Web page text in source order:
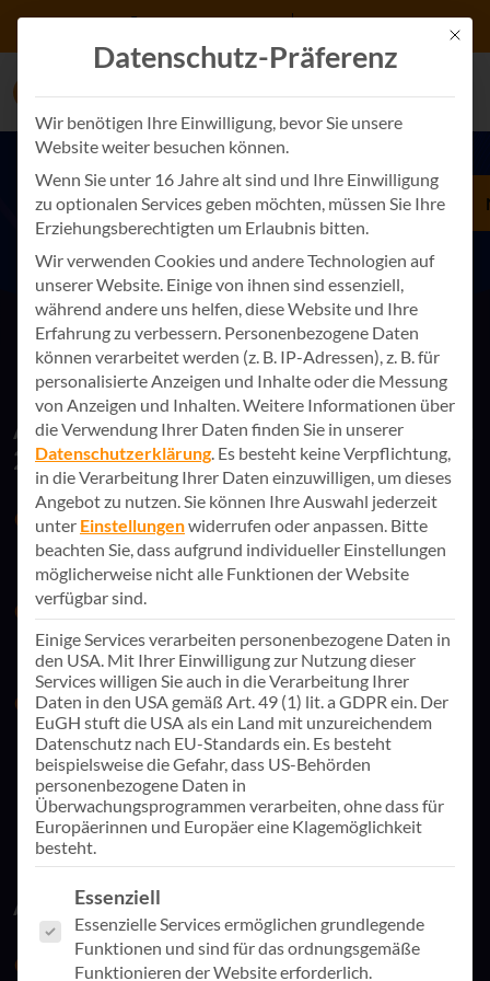
Zum Inhalt springen
DOWNLOAD-BEREICH
New Work Evolution 2024
Alles rund um die New Work Evolution
2024
Vortrag: Der Arbeitsalltag der Zukunft: KI als
unverzichtbarer Partner?
Daniel Vollmer, Vorstand & CTO, AppSphere AG
Vortrag: Menschengesteuerte KI-Transformation
Eva-Sabine Roßwaag, Senior Transformation Consultant,
AppSphere AG
Workation-Checkliste
Wichtige Informationen und alles was es zu beachten gilt
beim Thema „Workation“ in Ihrer Organisation.
Alles rund um die AppSphere AG
Die TRINITY Lösungsmodule im Detail.
Mit
Datenschutz-Präferenz
Wir benötigen Ihre Einwilligung, bevor Sie unsere
Website weiter besuchen können.
Wenn Sie unter 16 Jahre alt sind und Ihre Einwilligung
zu optionalen Services geben möchten, müssen Sie Ihre
Erziehungsberechtigten um Erlaubnis bitten.
Wir verwenden Cookies und andere Technologien auf
unserer Website. Einige von ihnen sind essenziell,
während andere uns helfen, diese Website und Ihre
Erfahrung zu verbessern. Personenbezogene Daten
können verarbeitet werden (z. B. IP-Adressen), z. B. für
personalisierte Anzeigen und Inhalte oder die Messung
von Anzeigen und Inhalten.Weitere Informationen über
die Verwendung Ihrer Daten finden Sie in unserer
Datenschutzerklärung. Es besteht keine Verpflichtung,
in die Verarbeitung Ihrer Daten einzuwilligen, um dieses
Angebot zu nutzen.Sie können Ihre Auswahl jederzeit
unter Einstellungenwiderrufen oder anpassen. Bitte
beachten Sie, dass aufgrund individueller Einstellungen
möglicherweise nicht alle Funktionen der Website
verfügbar sind.
Einige Services verarbeiten personenbezogene Daten in
den USA. Mit Ihrer Einwilligung zur Nutzung dieser
Services willigen Sie auch in die Verarbeitung Ihrer
Daten in den USA gemäß Art. 49 (1) lit. a GDPR ein. Der
EuGH stuft die USA als ein Land mit unzureichendem
Datenschutz nach EU-Standards ein. Es besteht
beispielsweise die Gefahr, dass US-Behörden
personenbezogene Daten in
Überwachungsprogrammen verarbeiten, ohne dass für
Europäerinnen und Europäer eine Klagemöglichkeit
besteht.
Es folgt eine Liste der Service-Gruppen, für die eine
Essenziell
Essenzielle Services ermöglichen grundlegende
Funktionen und sind für das ordnungsgemäße
Funktionieren der Website erforderlich.